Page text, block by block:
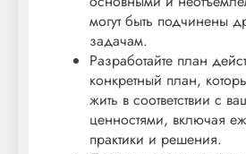
могут быть подчинены
задачам.
Разработайте план
конкретный план,
жить в соответствии с
ценностями, включая
практики и решения.